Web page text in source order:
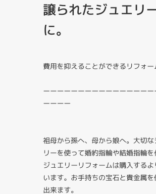
譲られたジュエリ
に。
費用を抑えることができるリフォ
ーーーーーーーーーーーーーーー
ーーーー
祖母から孫へ、母から娘へ。大切
リーを使って婚約指輪や結婚指輪を
ジュエリーリフォームは購入する
います。お手持ちの宝石と貴金属
出来ます。